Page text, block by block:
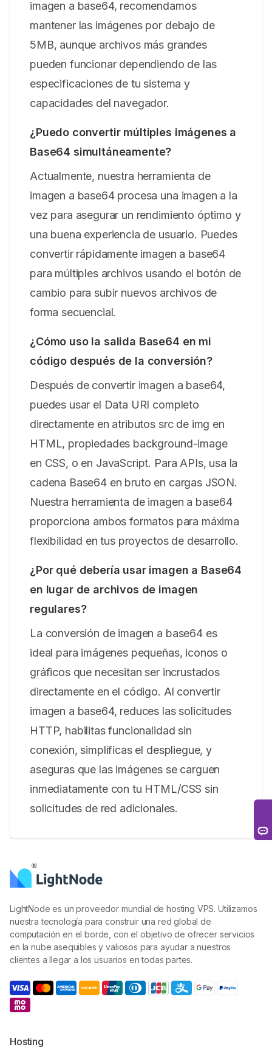
imagen a base64, recomendamos
mantener las imágenes por debajo de
5MB, aunque archivos más grandes
pueden funcionar dependiendo de las
especificaciones de tu sistema y
capacidades del navegador.
¿Puedo convertir múltiples imágenes a
Base64 simultáneamente?
Actualmente, nuestra herramienta de
imagen a base64 procesa una imagen a la
vez para asegurar un rendimiento óptimo y
una buena experiencia de usuario. Puedes
convertir rápidamente imagen a base64
para múltiples archivos usando el botón de
cambio para subir nuevos archivos de
forma secuencial.
¿Cómo uso la salida Base64 en mi
código después de la conversión?
Después de convertir imagen a base64,
puedes usar el Data URI completo
directamente en atributos src de img en
HTML, propiedades background-image
en CSS, o en JavaScript. Para APIs, usa la
cadena Base64 en bruto en cargas JSON.
Nuestra herramienta de imagen a base64
proporciona ambos formatos para máxima
flexibilidad en tus proyectos de desarrollo.
¿Por qué debería usar imagen a Base64
en lugar de archivos de imagen
regulares?
La conversión de imagen a base64 es
ideal para imágenes pequeñas, iconos o
gráficos que necesitan ser incrustados
directamente en el código. Al convertir
imagen a base64, reduces las solicitudes
HTTP, habilitas funcionalidad sin
conexión, simplificas el despliegue, y
aseguras que las imágenes se carguen
inmediatamente con tu HTML/CSS sin
solicitudes de red adicionales.
LightNode es un proveedor mundial de hosting VPS. Utilizamos
nuestra tecnología para construir una red global de
computación en el borde, con el objetivo de ofrecer servicios
en la nube asequibles y valiosos para ayudar a nuestros
clientes a llegar a los usuarios en todas partes.
Hosting